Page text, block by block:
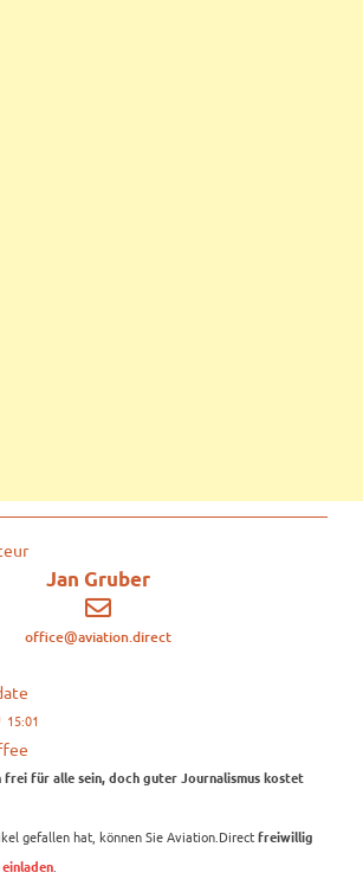
Jan Gruber
office@aviation.direct
15:01
für alle sein, doch guter Journalismus kostet
gefallen hat, können Sie Aviation.Direct freiwillig